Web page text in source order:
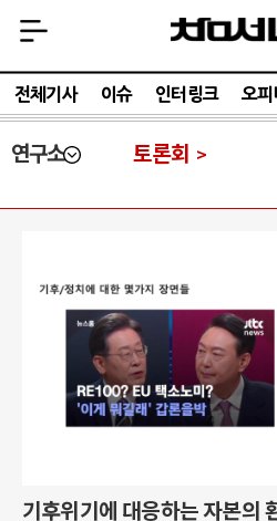
전체기사 이슈 인터링크 오피
연구소 토론회
기후위기에 대응하는 자본의